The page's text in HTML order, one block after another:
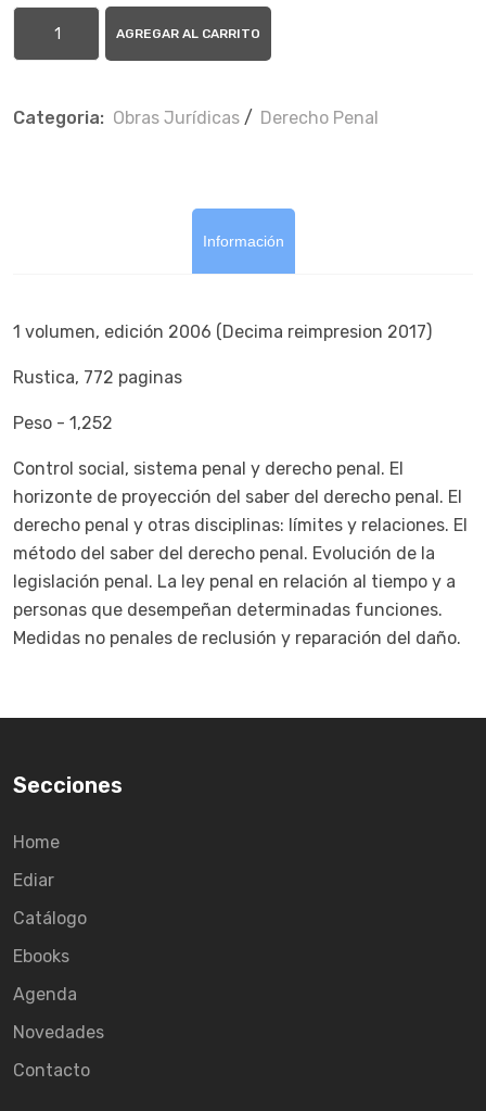
AGREGAR AL CARRITO
Categoria: Obras Jurí­dicas / Derecho Penal
Información
1 volumen, edición 2006 (Decima reimpresion 2017)
Rustica, 772 paginas
Peso - 1,252
Control social, sistema penal y derecho penal. El
horizonte de proyección del saber del derecho penal. El
derecho penal y otras disciplinas: límites y relaciones. El
método del saber del derecho penal. Evolución de la
legislación penal. La ley penal en relación al tiempo y a
personas que desempeñan determinadas funciones.
Medidas no penales de reclusión y reparación del daño.
Secciones
Home
Ediar
Catálogo
Ebooks
Agenda
Novedades
Contacto